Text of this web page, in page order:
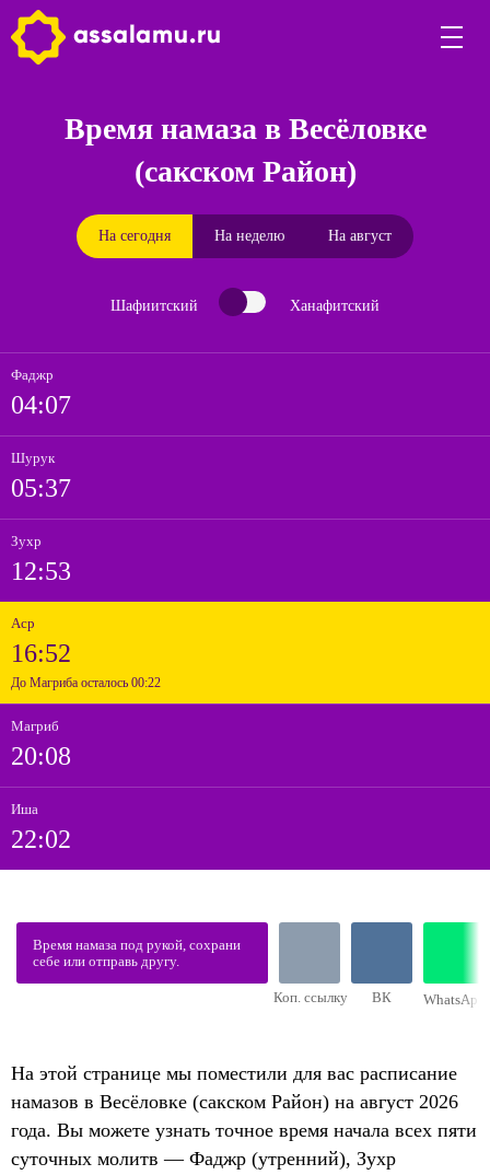
Время намаза в Весёловке
(сакском Район)
На сегодня На неделю На август
Шафиитский Ханафитский
Фаджр
04:07
Шурук
05:37
Зухр
12:53
Аср
16:52
До Магриба осталось 00:22
Магриб
20:08
Иша
22:02
Время намаза под рукой, сохрани
себе или отправь другу.
Коп. ссылку ВК WhatsApp
На этой странице мы поместили для вас расписание
намазов в Весёловке (сакском Район) на август 2026
года. Вы можете узнать точное время начала всех пяти
суточных молитв — Фаджр (утренний), Зухр